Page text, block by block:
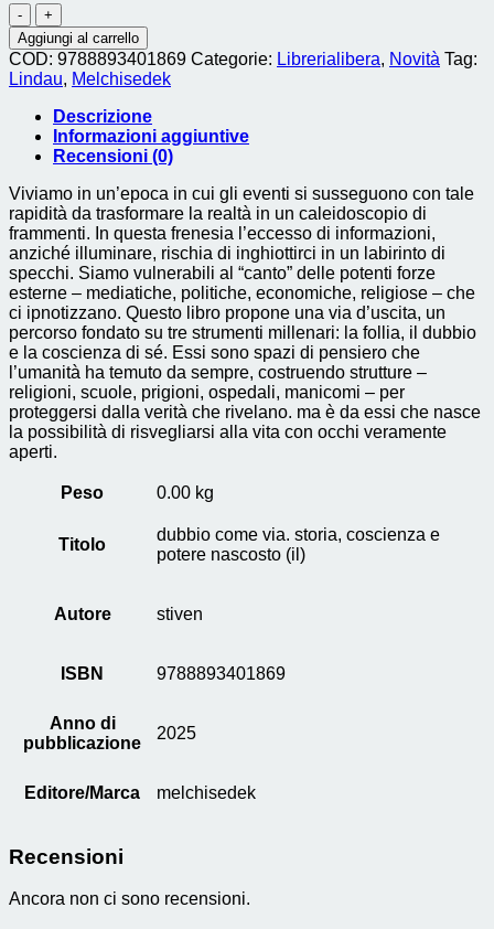
dubbio
come
via.
storia,
coscienza
e
potere
nascosto
(il)
quantità
Aggiungi al carrello
COD: 9788893401869 Categorie: Librerialibera, Novità Tag:
Lindau, Melchisedek
Descrizione
Informazioni aggiuntive
Recensioni (0)
Viviamo in un’epoca in cui gli eventi si susseguono con tale
rapidità da trasformare la realtà in un caleidoscopio di
frammenti. In questa frenesia l’eccesso di informazioni,
anziché illuminare, rischia di inghiottirci in un labirinto di
specchi. Siamo vulnerabili al “canto” delle potenti forze
esterne – mediatiche, politiche, economiche, religiose – che
ci ipnotizzano. Questo libro propone una via d’uscita, un
percorso fondato su tre strumenti millenari: la follia, il dubbio
e la coscienza di sé. Essi sono spazi di pensiero che
l’umanità ha temuto da sempre, costruendo strutture –
religioni, scuole, prigioni, ospedali, manicomi – per
proteggersi dalla verità che rivelano. ma è da essi che nasce
la possibilità di risvegliarsi alla vita con occhi veramente
aperti.
Peso 0.00 kg
Titolo
dubbio come via. storia, coscienza e
potere nascosto (il)
Autore stiven
ISBN 9788893401869
Anno di
pubblicazione
2025
Editore/Marca melchisedek
Recensioni
Ancora non ci sono recensioni.